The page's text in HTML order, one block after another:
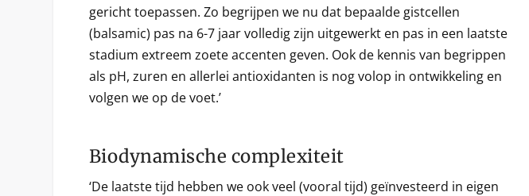
gericht toepassen. Zo begrijpen we nu dat bepaalde gistcellen
(balsamic) pas na 6-7 jaar volledig zijn uitgewerkt en pas in een laatste
stadium extreem zoete accenten geven. Ook de kennis van begrippen
als pH, zuren en allerlei antioxidanten is nog volop in ontwikkeling en
volgen we op de voet.’
Biodynamische complexiteit
‘De laatste tijd hebben we ook veel (vooral tijd) geïnvesteerd in eigen